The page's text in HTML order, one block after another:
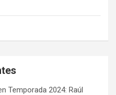
Temporada 2024: Raúl